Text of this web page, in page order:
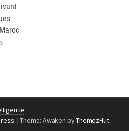
.
. | Theme: Awaken byThemezHut.